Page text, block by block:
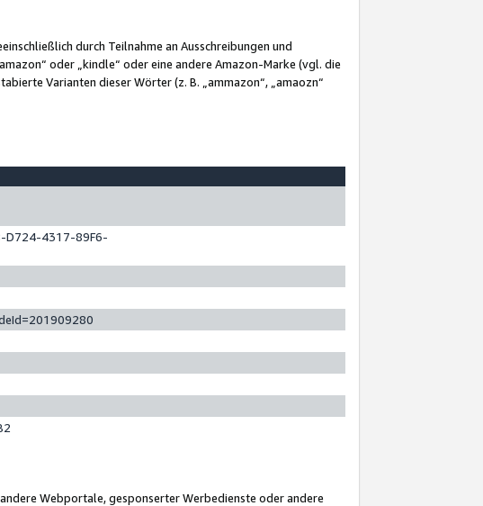
durch Teilnahme an Ausschreibungen und
oder „kindle“ oder eine andere Amazon-Marke (vgl. die
Varianten dieser Wörter (z. B. „ammazon“, „amaozn“
D724-4317-89F6-
Webportale, gesponserter Werbedienste oder andere